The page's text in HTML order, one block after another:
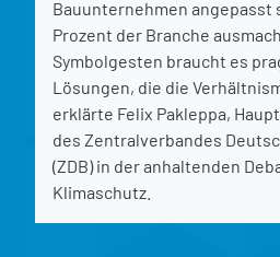
Bauunternehmen angepasst
Prozent der Branche
Symbolgesten braucht es
Lösungen, die die
erklärte Felix Pakleppa,
des Zentralverbandes
(ZDB) in der anhaltenden
Klimaschutz.